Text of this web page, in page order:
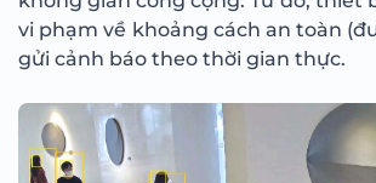
vi phạm về khoảng cách an toàn
gửi cảnh báo theo thời gian thực.